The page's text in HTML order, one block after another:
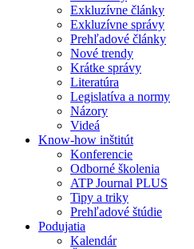
Exkluzívne články
Exkluzívne správy
Prehľadové články
Nové trendy
Krátke správy
Literatúra
Legislatíva a normy
Názory
Videá
Know-how inštitút
Konferencie
Odborné školenia
ATP Journal PLUS
Tipy a triky
Prehľadové štúdie
Podujatia
Kalendár